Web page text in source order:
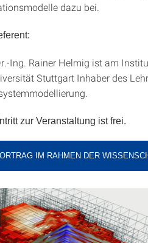
dazu bei.
Ing. Rainer Helmig ist am
Stuttgart Inhaber des
zur Veranstaltung ist frei.
IM RAHMEN DER